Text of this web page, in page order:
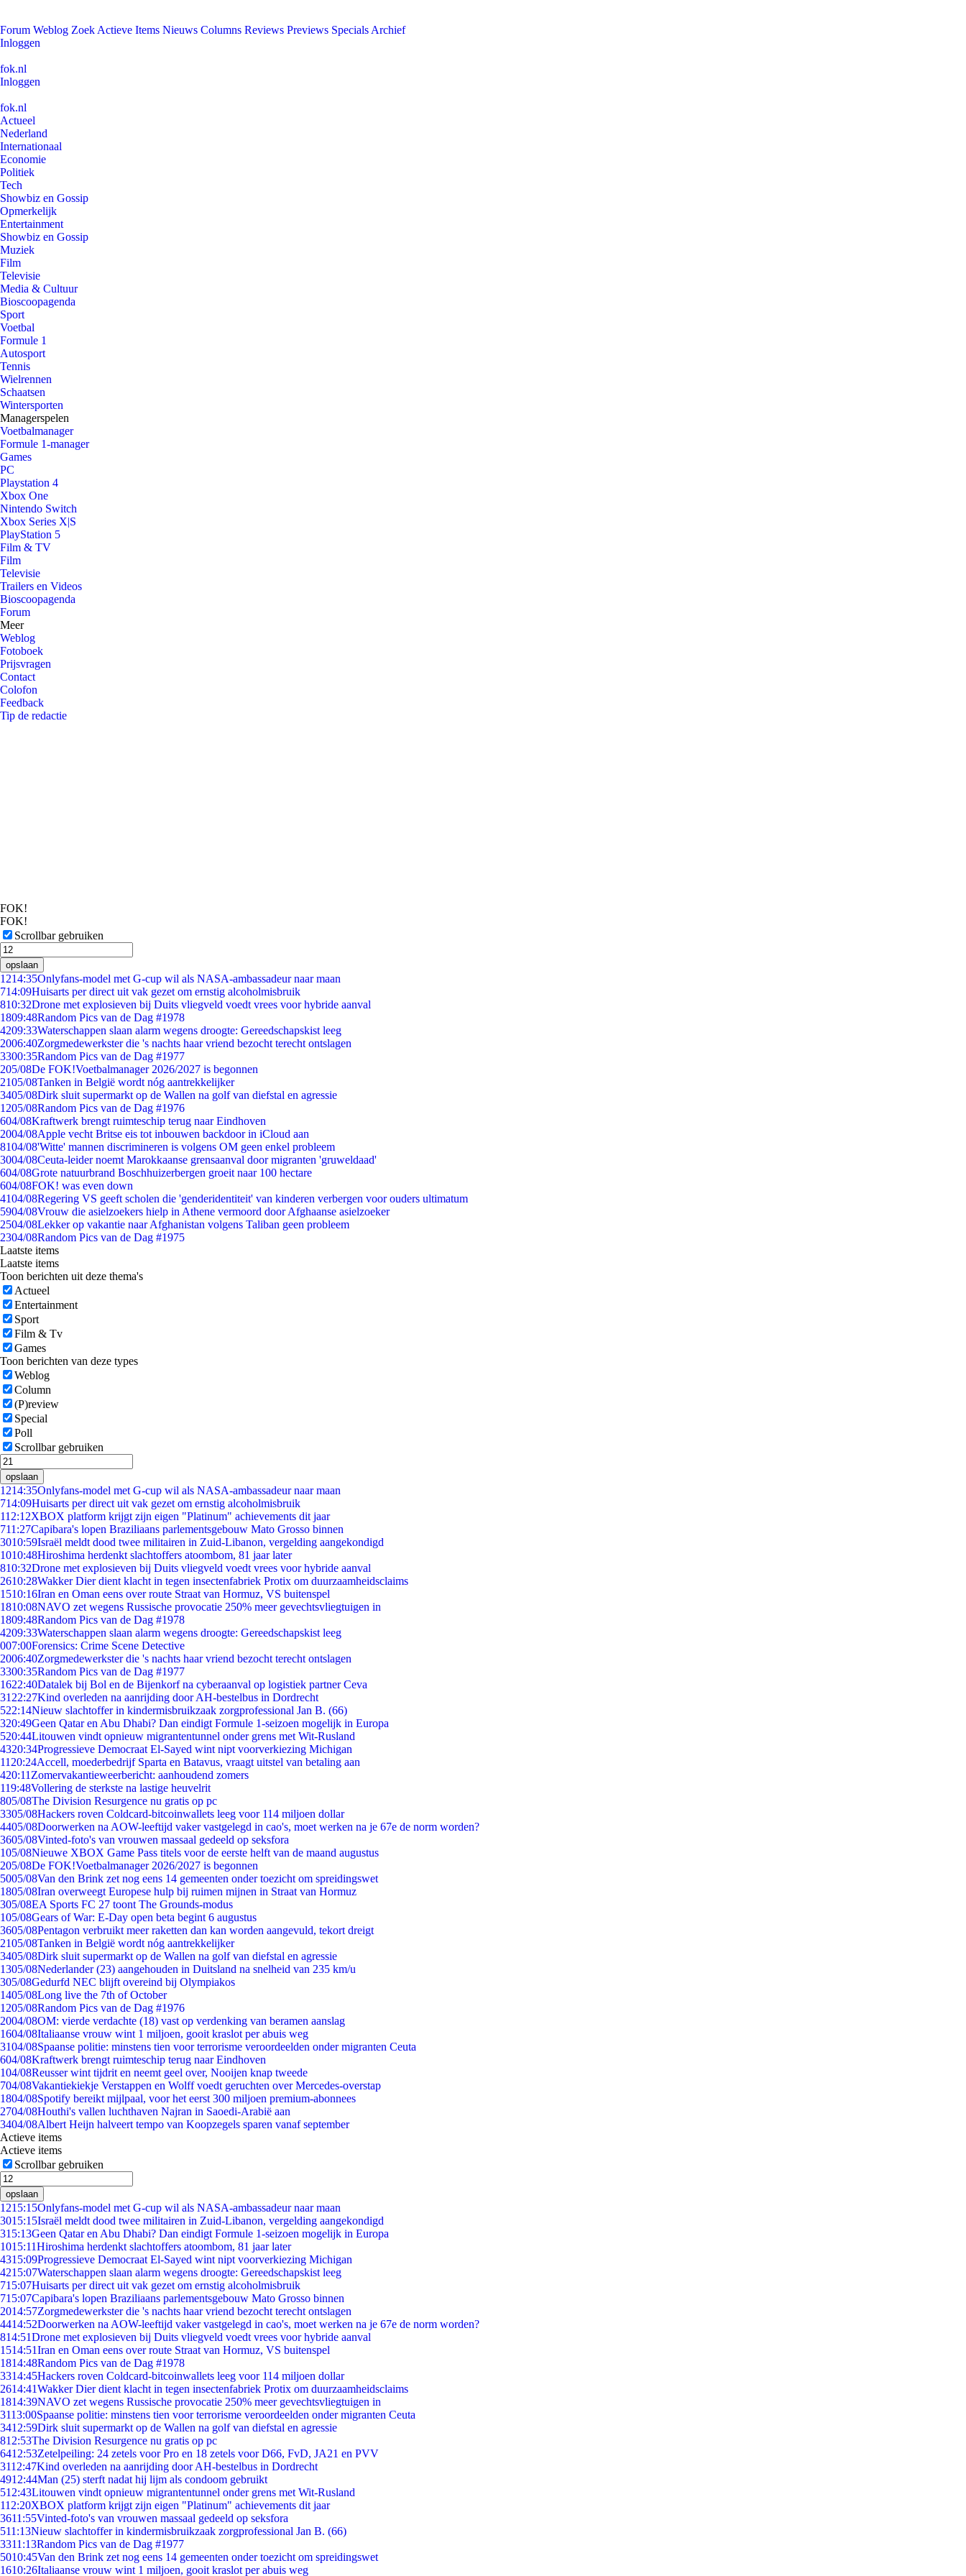
Forum Weblog Zoek Actieve Items Nieuws Columns Reviews Previews Specials Archief
Inloggen
fok.nl
Inloggen
fok.nl
Actueel
Nederland
Internationaal
Economie
Politiek
Tech
Showbiz en Gossip
Opmerkelijk
Entertainment
Showbiz en Gossip
Muziek
Film
Televisie
Media & Cultuur
Bioscoopagenda
Sport
Voetbal
Formule 1
Autosport
Tennis
Wielrennen
Schaatsen
Wintersporten
Managerspelen
Voetbalmanager
Formule 1-manager
Games
PC
Playstation 4
Xbox One
Nintendo Switch
Xbox Series X|S
PlayStation 5
Film & TV
Film
Televisie
Trailers en Videos
Bioscoopagenda
Forum
Meer
Weblog
Fotoboek
Prijsvragen
Contact
Colofon
Feedback
Tip de redactie
FOK!
FOK!
Scrollbar gebruiken
opslaan
1214:35Onlyfans-model met G-cup wil als NASA-ambassadeur naar maan
714:09Huisarts per direct uit vak gezet om ernstig alcoholmisbruik
810:32Drone met explosieven bij Duits vliegveld voedt vrees voor hybride aanval
1809:48Random Pics van de Dag #1978
4209:33Waterschappen slaan alarm wegens droogte: Gereedschapskist leeg
2006:40Zorgmedewerkster die 's nachts haar vriend bezocht terecht ontslagen
3300:35Random Pics van de Dag #1977
205/08De FOK!Voetbalmanager 2026/2027 is begonnen
2105/08Tanken in België wordt nóg aantrekkelijker
3405/08Dirk sluit supermarkt op de Wallen na golf van diefstal en agressie
1205/08Random Pics van de Dag #1976
604/08Kraftwerk brengt ruimteschip terug naar Eindhoven
2004/08Apple vecht Britse eis tot inbouwen backdoor in iCloud aan
8104/08'Witte' mannen discrimineren is volgens OM geen enkel probleem
3004/08Ceuta-leider noemt Marokkaanse grensaanval door migranten 'gruweldaad'
604/08Grote natuurbrand Boschhuizerbergen groeit naar 100 hectare
604/08FOK! was even down
4104/08Regering VS geeft scholen die 'genderidentiteit' van kinderen verbergen voor ouders ultimatum
5904/08Vrouw die asielzoekers hielp in Athene vermoord door Afghaanse asielzoeker
2504/08Lekker op vakantie naar Afghanistan volgens Taliban geen probleem
2304/08Random Pics van de Dag #1975
Laatste items
Laatste items
Toon berichten uit deze thema's
Actueel
Entertainment
Sport
Film & Tv
Games
Toon berichten van deze types
Weblog
Column
(P)review
Special
Poll
Scrollbar gebruiken
opslaan
1214:35Onlyfans-model met G-cup wil als NASA-ambassadeur naar maan
714:09Huisarts per direct uit vak gezet om ernstig alcoholmisbruik
112:12XBOX platform krijgt zijn eigen "Platinum" achievements dit jaar
711:27Capibara's lopen Braziliaans parlementsgebouw Mato Grosso binnen
3010:59Israël meldt dood twee militairen in Zuid-Libanon, vergelding aangekondigd
1010:48Hiroshima herdenkt slachtoffers atoombom, 81 jaar later
810:32Drone met explosieven bij Duits vliegveld voedt vrees voor hybride aanval
2610:28Wakker Dier dient klacht in tegen insectenfabriek Protix om duurzaamheidsclaims
1510:16Iran en Oman eens over route Straat van Hormuz, VS buitenspel
1810:08NAVO zet wegens Russische provocatie 250% meer gevechtsvliegtuigen in
1809:48Random Pics van de Dag #1978
4209:33Waterschappen slaan alarm wegens droogte: Gereedschapskist leeg
007:00Forensics: Crime Scene Detective
2006:40Zorgmedewerkster die 's nachts haar vriend bezocht terecht ontslagen
3300:35Random Pics van de Dag #1977
1622:40Datalek bij Bol en de Bijenkorf na cyberaanval op logistiek partner Ceva
31 22:27Kind overleden na aanrijding door AH-bestelbus in Dordrecht
522:14Nieuw slachtoffer in kindermisbruikzaak zorgprofessional Jan B. (66)
320:49Geen Qatar en Abu Dhabi? Dan eindigt Formule 1-seizoen mogelijk in Europa
520:44Litouwen vindt opnieuw migrantentunnel onder grens met Wit-Rusland
4320:34Progressieve Democraat El-Sayed wint nipt voorverkiezing Michigan
11 20:24Accell, moederbedrijf Sparta en Batavus, vraagt uitstel van betaling aan
420:11 Zomervakantieweerbericht: aanhoudend zomers
119:48Vollering de sterkste na lastige heuvelrit
805/08The Division Resurgence nu gratis op pc
3305/08Hackers roven Coldcard-bitcoinwallets leeg voor 114 miljoen dollar
4405/08Doorwerken na AOW-leeftijd vaker vastgelegd in cao's, moet werken na je 67e de norm worden?
3605/08Vinted-foto's van vrouwen massaal gedeeld op seksfora
105/08Nieuwe XBOX Game Pass titels voor de eerste helft van de maand augustus
205/08De FOK!Voetbalmanager 2026/2027 is begonnen
5005/08Van den Brink zet nog eens 14 gemeenten onder toezicht om spreidingswet
1805/08Iran overweegt Europese hulp bij ruimen mijnen in Straat van Hormuz
305/08EA Sports FC 27 toont The Grounds-modus
105/08Gears of War: E-Day open beta begint 6 augustus
3605/08Pentagon verbruikt meer raketten dan kan worden aangevuld, tekort dreigt
2105/08Tanken in België wordt nóg aantrekkelijker
3405/08Dirk sluit supermarkt op de Wallen na golf van diefstal en agressie
1305/08Nederlander (23) aangehouden in Duitsland na snelheid van 235 km/u
305/08Gedurfd NEC blijft overeind bij Olympiakos
1405/08Long live the 7th of October
1205/08Random Pics van de Dag #1976
2004/08OM: vierde verdachte (18) vast op verdenking van beramen aanslag
1604/08Italiaanse vrouw wint 1 miljoen, gooit kraslot per abuis weg
3104/08Spaanse politie: minstens tien voor terrorisme veroordeelden onder migranten Ceuta
604/08Kraftwerk brengt ruimteschip terug naar Eindhoven
104/08Reusser wint tijdrit en neemt geel over, Nooijen knap tweede
704/08Vakantiekiekje Verstappen en Wolff voedt geruchten over Mercedes-overstap
1804/08Spotify bereikt mijlpaal, voor het eerst 300 miljoen premium-abonnees
2704/08Houthi's vallen luchthaven Najran in Saoedi-Arabië aan
3404/08Albert Heijn halveert tempo van Koopzegels sparen vanaf september
Actieve items
Actieve items
Scrollbar gebruiken
opslaan
1215:15Onlyfans-model met G-cup wil als NASA-ambassadeur naar maan
3015:15Israël meldt dood twee militairen in Zuid-Libanon, vergelding aangekondigd
315:13Geen Qatar en Abu Dhabi? Dan eindigt Formule 1-seizoen mogelijk in Europa
1015:11Hiroshima herdenkt slachtoffers atoombom, 81 jaar later
4315:09Progressieve Democraat El-Sayed wint nipt voorverkiezing Michigan
4215:07Waterschappen slaan alarm wegens droogte: Gereedschapskist leeg
715:07Huisarts per direct uit vak gezet om ernstig alcoholmisbruik
715:07Capibara's lopen Braziliaans parlementsgebouw Mato Grosso binnen
2014:57Zorgmedewerkster die 's nachts haar vriend bezocht terecht ontslagen
4414:52Doorwerken na AOW-leeftijd vaker vastgelegd in cao's, moet werken na je 67e de norm worden?
814:51Drone met explosieven bij Duits vliegveld voedt vrees voor hybride aanval
1514:51Iran en Oman eens over route Straat van Hormuz, VS buitenspel
1814:48Random Pics van de Dag #1978
3314:45Hackers roven Coldcard-bitcoinwallets leeg voor 114 miljoen dollar
2614:41Wakker Dier dient klacht in tegen insectenfabriek Protix om duurzaamheidsclaims
1814:39NAVO zet wegens Russische provocatie 250% meer gevechtsvliegtuigen in
3113:00Spaanse politie: minstens tien voor terrorisme veroordeelden onder migranten Ceuta
3412:59Dirk sluit supermarkt op de Wallen na golf van diefstal en agressie
812:53The Division Resurgence nu gratis op pc
6412:53Zetelpeiling: 24 zetels voor Pro en 18 zetels voor D66, FvD, JA21 en PVV
3112:47Kind overleden na aanrijding door AH-bestelbus in Dordrecht
4912:44Man (25) sterft nadat hij lijm als condoom gebruikt
512:43Litouwen vindt opnieuw migrantentunnel onder grens met Wit-Rusland
112:20XBOX platform krijgt zijn eigen "Platinum" achievements dit jaar
3611:55Vinted-foto's van vrouwen massaal gedeeld op seksfora
511:13Nieuw slachtoffer in kindermisbruikzaak zorgprofessional Jan B. (66)
3311:13Random Pics van de Dag #1977
5010:45Van den Brink zet nog eens 14 gemeenten onder toezicht om spreidingswet
1610:26Italiaanse vrouw wint 1 miljoen, gooit kraslot per abuis weg